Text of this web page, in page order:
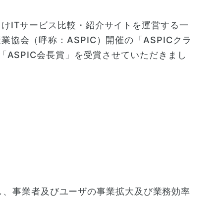
ITサービス比較・紹介サイトを運営する一
協会（呼称：ASPIC）開催の「ASPICクラ
ASPIC会長賞」を受賞させていただきまし
事業者及びユーザの事業拡大及び業務効率